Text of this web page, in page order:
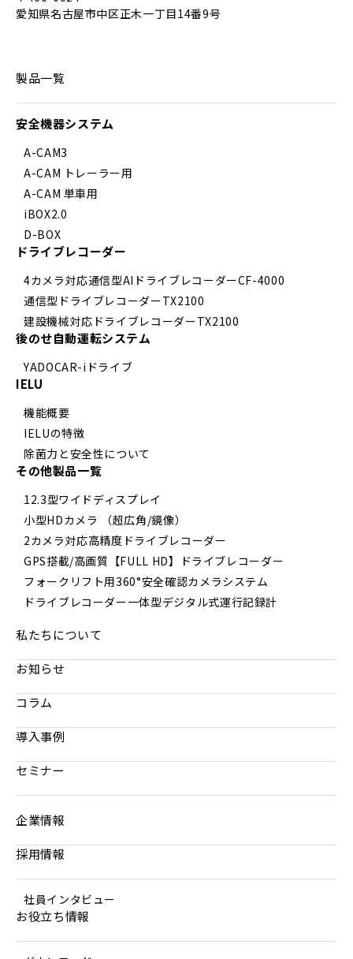
愛知県名古屋市中区正木一丁目14番9号
製品一覧
安全機器システム
A-CAM3
A-CAM トレーラー用
A-CAM 単車用
iBOX2.0
D-BOX
ドライブレコーダー
4カメラ対応通信型AIドライブレコーダーCF-4000
通信型ドライブレコーダーTX2100
建設機械対応ドライブレコーダーTX2100
後のせ自動運転システム
YADOCAR-iドライブ
IELU
機能概要
IELUの特徴
除菌力と安全性について
その他製品一覧
12.3型ワイドディスプレイ
小型HDカメラ （超広角/鏡像）
2カメラ対応高精度ドライブレコーダー
GPS搭載/高画質【FULL HD】ドライブレコーダー
フォークリフト用360°安全確認カメラシステム
ドライブレコーダー一体型デジタル式運行記録計
私たちについて
お知らせ
コラム
導入事例
セミナー
企業情報
採用情報
社員インタビュー
お役立ち情報